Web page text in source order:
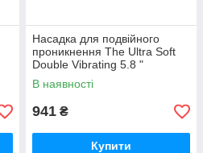
Насадка для подвійного
проникнення The Ultra Soft
Double Vibrating 5.8 "
В наявності
941 ₴
Купити